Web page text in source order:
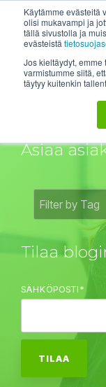
Käytämme evästeitä
olisi mukavampi ja
tällä sivustolla ja
evästeistä
Jos kieltäydyt,
varmistumme siitä,
täytyy kuitenkin
main
content.
System
Asiaa
Tilaa
SÄHKÖPOSTI*